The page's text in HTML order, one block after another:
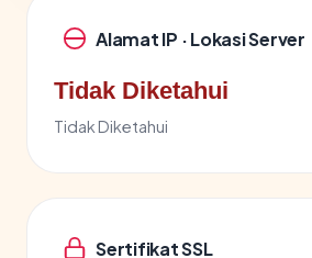
Alamat IP · Lokasi Server
Tidak Diketahui
Tidak Diketahui
Sertifikat SSL